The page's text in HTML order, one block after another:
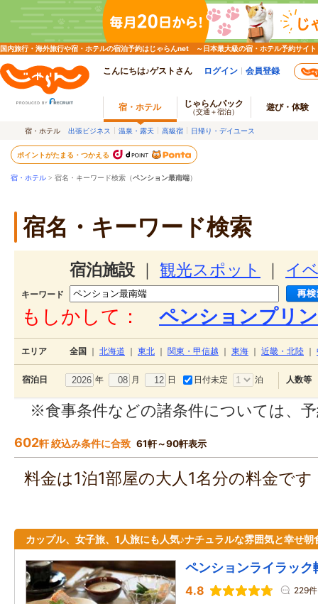
国内旅行・海外旅行や宿・ホテルの宿泊予約はじゃらんnet ～日本最大級の宿・ホテル予約サイト
こんにちは♪ゲストさん ログイン 会員登録
宿・ホテル じゃらんパック
（交通＋宿泊） 遊び・体験
宿・ホテル 出張ビジネス 温泉・露天 高級宿 日帰り・デイユース
ポイントがたまる・つかえる
宿・ホテル > 宿名・キーワード検索（ペンション最南端）
宿名・キーワード検索
宿泊施設 観光スポット イ
キーワード
もしかして： ペンションプリ
エリア 全国 北海道 東北 関東・甲信越 東海 近畿・北陸
宿泊日 年 月 日 日付未定 泊 人数等
※食事条件などの諸条件については、
602軒 絞込み条件に合致 61軒～90軒表示
料金は1泊1部屋の大人1名分の料金で
カップル、女子旅、1人旅にも人気♪ナチュラルな雰囲気と幸せ朝
ペンションライラック
4.8 229件